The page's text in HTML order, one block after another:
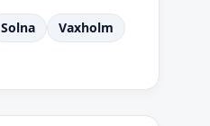
Solna
Vaxholm